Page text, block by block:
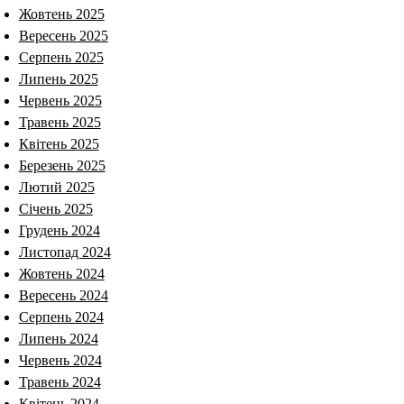
Жовтень 2025
Вересень 2025
Серпень 2025
Липень 2025
Червень 2025
Травень 2025
Квітень 2025
Березень 2025
Лютий 2025
Січень 2025
Грудень 2024
Листопад 2024
Жовтень 2024
Вересень 2024
Серпень 2024
Липень 2024
Червень 2024
Травень 2024